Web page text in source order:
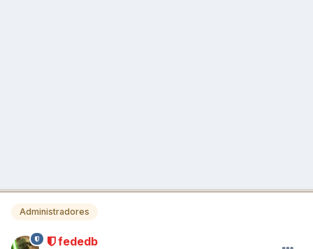
Administradores
fededb